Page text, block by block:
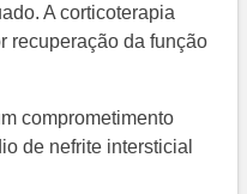
A corticoterapia
recuperação da função
comprometimento
de nefrite intersticial